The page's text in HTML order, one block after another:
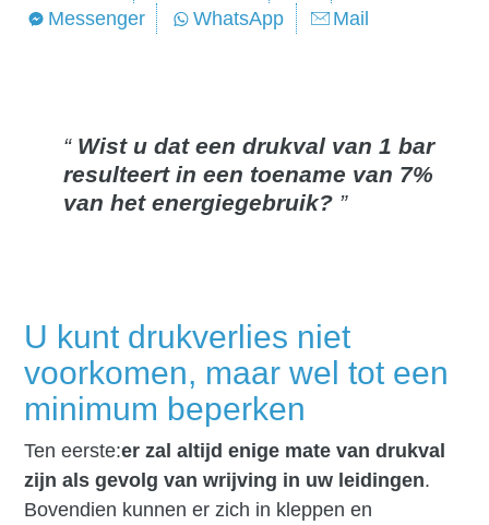
Messenger
WhatsApp Mail
Wist u dat een drukval van 1 bar
resulteert in een toename van 7%
van het energiegebruik?
U kunt drukverlies niet
voorkomen, maar wel tot een
minimum beperken
Ten eerste:er zal altijd enige mate van drukval
zijn als gevolg van wrijving in uw leidingen.
Bovendien kunnen er zich in kleppen en